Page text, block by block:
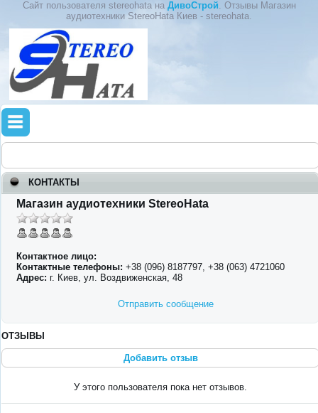
Сайт пользователя stereohata на ДивоСтрой. Отзывы Магазин
аудиотехники StereoHata Киев - stereohata.
КОНТАКТЫ
Магазин аудиотехники StereoHata
Контактное лицо:
Контактные телефоны: +38 (096) 8187797, +38 (063) 4721060
Адрес: г. Киев, ул. Воздвиженская, 48
Отправить сообщение
ОТЗЫВЫ
Добавить отзыв
У этого пользователя пока нет отзывов.